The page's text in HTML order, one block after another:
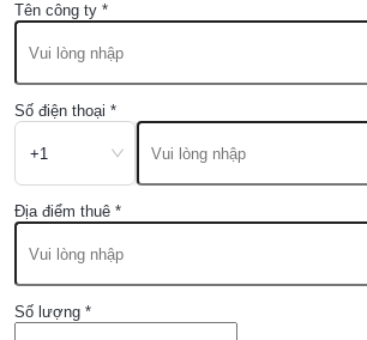
Tên công ty *
Số điện thoại *
+1
Địa điểm thuê *
Số lượng *